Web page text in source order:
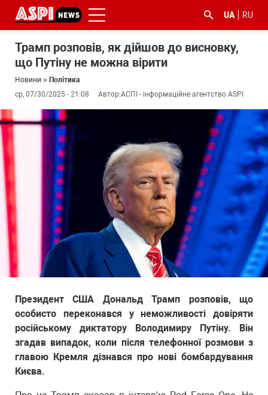
UA RU
Трамп розповів, як дійшов до висновку,
що Путіну не можна вірити
Новини » Політика
ср, 07/30/2025 - 21:08
Автор:АСПІ - інформаційне агентство ASPI
Президент США Дональд Трамп розповів, що
особисто переконався у неможливості довіряти
російському диктатору Володимиру Путіну. Він
згадав випадок, коли після телефонної розмови з
главою Кремля дізнався про нові бомбардування
Києва.
#ООС
#боротьба
корупцією
#коронавірус